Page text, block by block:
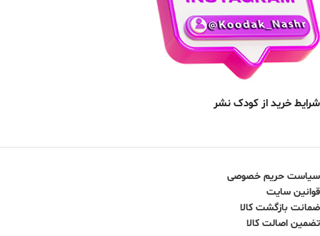
شرایط خرید از کودک نشر
سیاست حریم خصوصی
قوانین سایت
ضمانت بازگشت کالا
تضمین اصالت کالا